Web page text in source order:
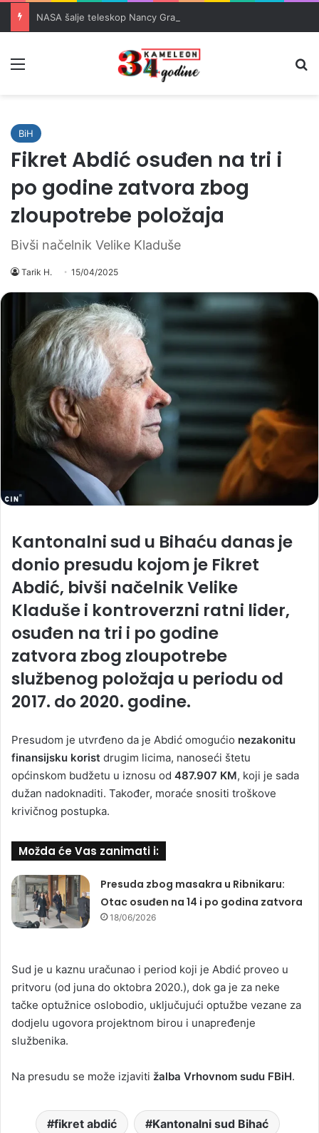
BiH
Fikret Abdić osuđen na tri i
po godine zatvora zbog
zloupotrebe položaja
Bivši načelnik Velike Kladuše
Tarik H. 15/04/2025
Kantonalni sud u Bihaću danas je
donio presudu kojom je Fikret
Abdić, bivši načelnik Velike
Kladuše i kontroverzni ratni lider,
osuđen na tri i po godine
zatvora zbog zloupotrebe
službenog položaja u periodu od
2017. do 2020. godine.
Presudom je utvrđeno da je Abdić omogućio nezakonitu
finansijsku korist drugim licima, nanoseći štetu
općinskom budžetu u iznosu od 487.907 KM, koji je sada
dužan nadoknaditi. Također, moraće snositi troškove
krivičnog postupka.
Možda će Vas zanimati i:
Presuda zbog masakra u Ribnikaru:
Otac osuđen na 14 i po godina zatvora
18/06/2026
Sud je u kaznu uračunao i period koji je Abdić proveo u
pritvoru (od juna do oktobra 2020.), dok ga je za neke
tačke optužnice oslobodio, uključujući optužbe vezane za
dodjelu ugovora projektnom birou i unapređenje
službenika.
Na presudu se može izjaviti žalba Vrhovnom sudu FBiH.
fikret abdić Kantonalni sud Bihać